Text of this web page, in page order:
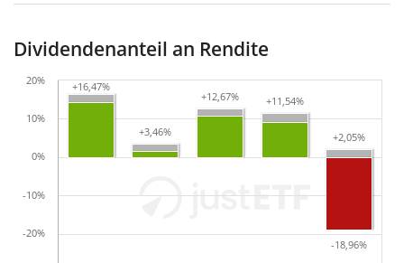
Dividendenanteil an Rendite
-18,96%
-18,96%
+16,47%
+16,47%
+3,46%
+3,46%
+12,67%
+12,67% +11,54%
+11,54%
+2,05%
+2,05%
-20%
-10%
0%
10%
20%